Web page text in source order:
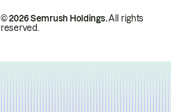
© 2026 Semrush Holdings.All rights
reserved.